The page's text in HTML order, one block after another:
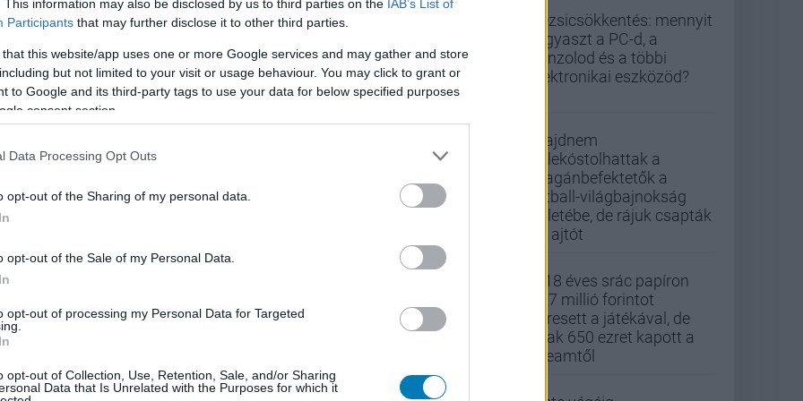
This information may also be disclosed by us to third parties on the IAB’s List of
Participants that may further disclose it to other third parties.
that this website/app uses one or more Google services and may gather and store
but not limited to your visit or usage behaviour. You may click to grant or
to Google and its third-party tags to use your data for below specified purposes
consent section.
Data Processing Opt Outs
opt-out of the Sharing of my personal data.
opt-out of the Sale of my Personal Data.
opt-out of processing my Personal Data for Targeted
opt-out of Collection, Use, Retention, Sale, and/or Sharing
Data that Is Unrelated with the Purposes for which it
Battlefront II verziót kapni, akkor érdemes lehet
hangulata – Jön a második forduló! (X)
és a Call of Duty között.
Rezsicsökkentés: mennyit
fogyaszt a PC-d, a
konzolod és a többi
elektronikai eszközöd?
Majdnem
belekóstolhattak a
magánbefektetők a
futball-világbajnokság
üzletébe, de rájuk csapták
az ajtót
A 18 éves srác papíron
437 millió forintot
keresett a játékával, de
csak 650 ezret kapott a
Steamtől